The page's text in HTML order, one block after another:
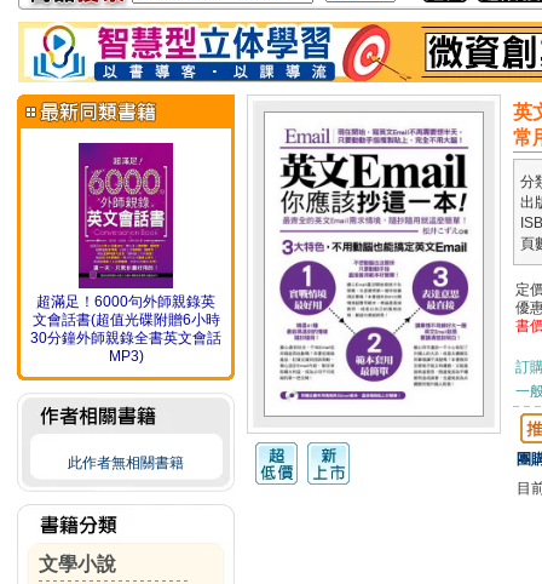
超滿足！6000句外師親錄英
文會話書(超值光碟附贈6小時
30分鐘外師親錄全書英文會話
MP3)
此作者無相關書籍
文學小說
英
常
分
出
頁
定
優
書
訂
一
團
目